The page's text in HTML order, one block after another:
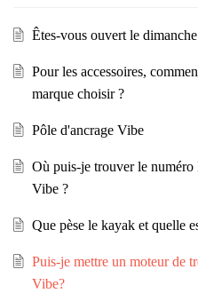
Êtes-vous ouvert le
Pour les accessoires,
marque choisir ?
Pôle d'ancrage Vibe
Où puis-je trouver le
Vibe ?
Que pèse le kayak et quelle
Puis-je mettre un moteur de
Vibe?